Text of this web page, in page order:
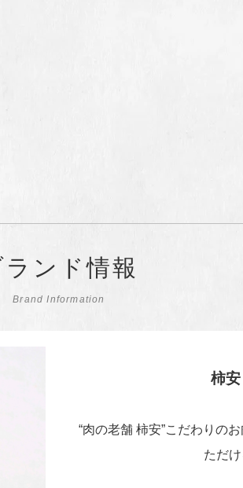
ランド情報
Brand Information
柿
“肉の老舗 柿安”こだわりの
ただ